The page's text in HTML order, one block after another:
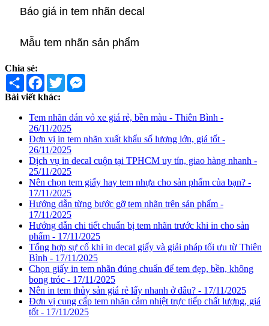
Báo giá in tem nhãn decal
Mẫu tem nhãn sản phẩm
Chia sẻ:
Share Facebook
Twitter
Bài viết khác:
Tem nhãn dán vỏ xe giá rẻ, bền màu - Thiên Bình -
26/11/2025
Đơn vị in tem nhãn xuất khẩu số lượng lớn, giá tốt -
26/11/2025
Dịch vụ in decal cuộn tại TPHCM uy tín, giao hàng nhanh -
25/11/2025
Nên chọn tem giấy hay tem nhựa cho sản phẩm của bạn? -
17/11/2025
Hướng dẫn từng bước gỡ tem nhãn trên sản phẩm -
17/11/2025
Hướng dẫn chi tiết chuẩn bị tem nhãn trước khi in cho sản
phẩm - 17/11/2025
Tổng hợp sự cố khi in decal giấy và giải pháp tối ưu từ Thiên
Bình - 17/11/2025
Chọn giấy in tem nhãn đúng chuẩn để tem đẹp, bền, không
bong tróc - 17/11/2025
Nên in tem thủy sản giá rẻ lấy nhanh ở đâu? - 17/11/2025
Đơn vị cung cấp tem nhãn cảm nhiệt trực tiếp chất lượng, giá
tốt - 17/11/2025